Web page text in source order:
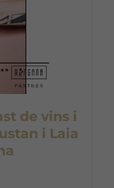
de vins i
i Laia